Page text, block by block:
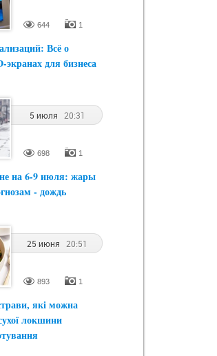
644 1
Всё о
экранах для бизнеса
5 июля 20:31
698 1
на 6-9 июля: жары
- дождь
25 июня 20:51
893 1
які можна
локшини